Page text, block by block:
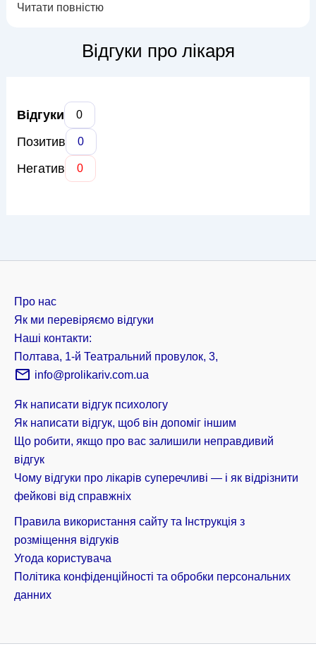
поведінковими та когнітивними порушеннями, повернути їм
депресія, тривожні ро...
Читати повністю
Відгуки про лікаря
Відгуки 0
Позитив 0
Негатив 0
Про нас
Як ми перевіряємо відгуки
Наші контакти:
Полтава, 1-й Театральний провулок, 3,
info@prolikariv.com.ua
Як написати відгук психологу
Як написати відгук, щоб він допоміг іншим
Що робити, якщо про вас залишили неправдивий
відгук
Чому відгуки про лікарів суперечливі — і як відрізнити
фейкові від справжніх
Правила використання сайту та Інструкція з
розміщення відгуків
Угода користувача
Політика конфіденційності та обробки персональних
данних